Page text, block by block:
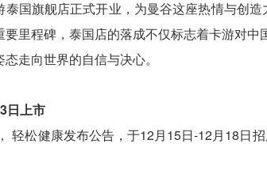
泰国旗舰店正式开业，为曼谷这座热情与创
要里程碑，泰国店的落成不仅标志着卡游对
走向世界的自信与决心。
日上市
轻松健康发布公告，于12月15日-12月18日